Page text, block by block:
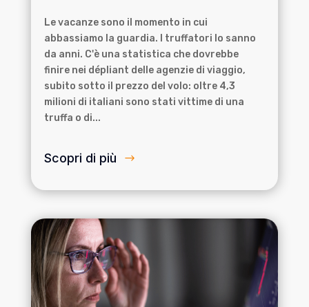
Le vacanze sono il momento in cui
abbassiamo la guardia. I truffatori lo sanno
da anni. C'è una statistica che dovrebbe
finire nei dépliant delle agenzie di viaggio,
subito sotto il prezzo del volo: oltre 4,3
milioni di italiani sono stati vittime di una
truffa o di...
Scopri di più